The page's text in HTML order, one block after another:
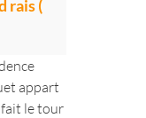
rais (
appart
le tour